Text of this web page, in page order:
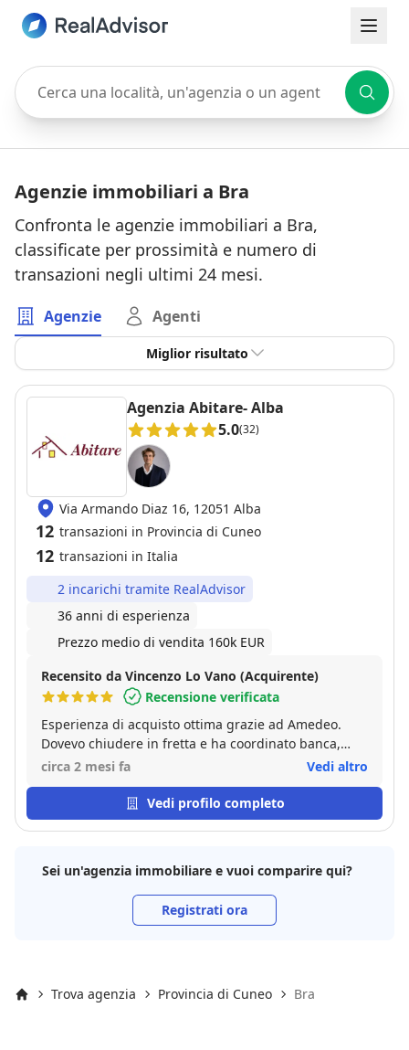
Cerca una località, un'agenzia o un agente
Agenzie immobiliari a Bra
Confronta le agenzie immobiliari a Bra,
classificate per prossimità e numero di
transazioni negli ultimi 24 mesi.
Agenzie Agenti
Miglior risultato
Agenzia Abitare- Alba
5.0(32)
Via Armando Diaz 16, 12051 Alba
12 transazioni in Provincia di Cuneo
12 transazioni in Italia
2 incarichi tramite RealAdvisor
36 anni di esperienza
Prezzo medio di vendita 160k EUR
Recensito da Vincenzo Lo Vano (Acquirente)
Recensione verificata
Esperienza di acquisto ottima grazie ad Amedeo.
Dovevo chiudere in fretta e ha coordinato banca,
notaio e venditore senza un intoppo. Professionale,
attenzione in ogni fase fino al rogito. Cinque stelle
circa 2 mesi fa Vedi altro
Vedi profilo completo
Sei un'agenzia immobiliare e vuoi comparire qui?
Registrati ora
Trova agenzia Provincia di Cuneo Bra